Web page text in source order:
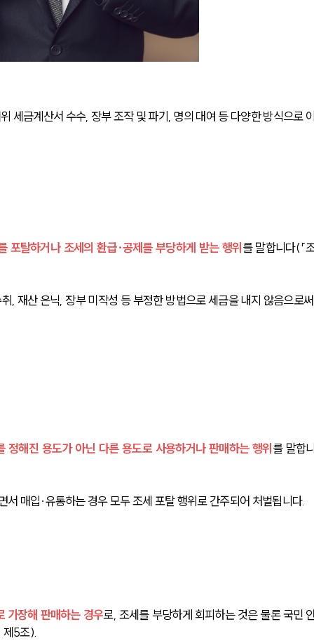
세금계산서 수수, 장부 조작 및 파기, 명의 대여 등 다양한 방식으로
포탈하거나 조세의 환급·공제를 부당하게 받는 행위 를 말합니다(「
, 재산 은닉, 장부 미작성 등 부정한 방법으로 세금을 내지 않음으로
해진 용도가 아닌 다른 용도로 사용하거나 판매하는 행위 를 말합
매입·유통하는 경우 모두 조세 포탈 행위로 간주되어 처벌됩니다.
가장해 판매하는 경우로, 조세를 부당하게 회피하는 것은 물론 국민
제5조).